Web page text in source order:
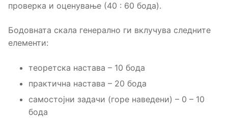
проверка и оценување (40 : 60 бода).
Бодовната скала генерално ги вклучува следните
елементи:
теоретска настава – 10 бода
практична настава – 20 бода
самостојни задачи (горе наведени) – 0 – 10
бода